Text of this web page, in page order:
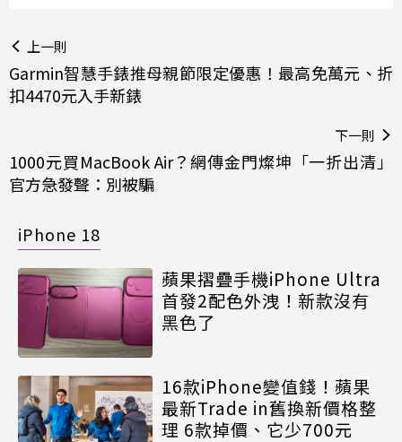
上一則
Garmin智慧手錶推母親節限定優惠！最高免萬元、折
扣4470元入手新錶
下一則
1000元買MacBook Air？網傳金門燦坤「一折出清」
官方急發聲：別被騙
iPhone 18
蘋果摺疊手機iPhone Ultra
首發2配色外洩！新款沒有
黑色了
16款iPhone變值錢！蘋果
最新Trade in舊換新價格整
理 6款掉價、它少700元